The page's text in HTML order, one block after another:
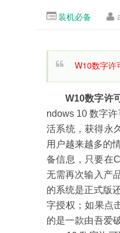
装机必备
W10数字许
W10数字许
ndows 10 数字
活系统，获得永
用户越来越多的
备信息，只要在
无需再次输入产
的系统是正式版
字授权；如果点
的是一款由吾爱